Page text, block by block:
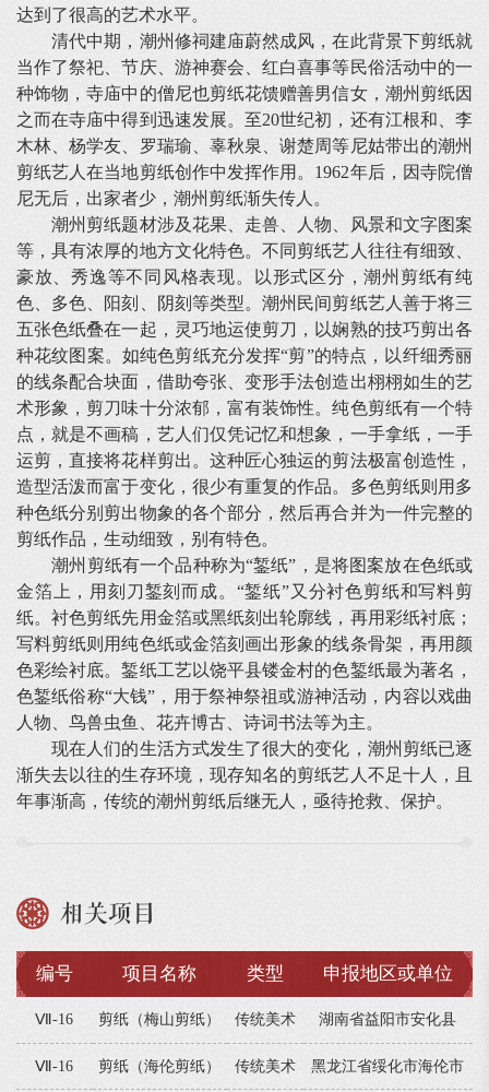
达到了很高的艺术水平。
清代中期，潮州修祠建庙蔚然成风，在此背景下剪纸就
当作了祭祀、节庆、游神赛会、红白喜事等民俗活动中的一
种饰物，寺庙中的僧尼也剪纸花馈赠善男信女，潮州剪纸因
之而在寺庙中得到迅速发展。至20世纪初，还有江根和、李
木林、杨学友、罗瑞瑜、辜秋泉、谢楚周等尼姑带出的潮州
剪纸艺人在当地剪纸创作中发挥作用。1962年后，因寺院僧
尼无后，出家者少，潮州剪纸渐失传人。
潮州剪纸题材涉及花果、走兽、人物、风景和文字图案
等，具有浓厚的地方文化特色。不同剪纸艺人往往有细致、
豪放、秀逸等不同风格表现。以形式区分，潮州剪纸有纯
色、多色、阳刻、阴刻等类型。潮州民间剪纸艺人善于将三
五张色纸叠在一起，灵巧地运使剪刀，以娴熟的技巧剪出各
种花纹图案。如纯色剪纸充分发挥“剪”的特点，以纤细秀丽
的线条配合块面，借助夸张、变形手法创造出栩栩如生的艺
术形象，剪刀味十分浓郁，富有装饰性。纯色剪纸有一个特
点，就是不画稿，艺人们仅凭记忆和想象，一手拿纸，一手
运剪，直接将花样剪出。这种匠心独运的剪法极富创造性，
造型活泼而富于变化，很少有重复的作品。多色剪纸则用多
种色纸分别剪出物象的各个部分，然后再合并为一件完整的
剪纸作品，生动细致，别有特色。
潮州剪纸有一个品种称为“錾纸”，是将图案放在色纸或
金箔上，用刻刀錾刻而成。“錾纸”又分衬色剪纸和写料剪
纸。衬色剪纸先用金箔或黑纸刻出轮廓线，再用彩纸衬底；
写料剪纸则用纯色纸或金箔刻画出形象的线条骨架，再用颜
色彩绘衬底。錾纸工艺以饶平县镂金村的色錾纸最为著名，
色錾纸俗称“大钱”，用于祭神祭祖或游神活动，内容以戏曲
人物、鸟兽虫鱼、花卉博古、诗词书法等为主。
现在人们的生活方式发生了很大的变化，潮州剪纸已逐
渐失去以往的生存环境，现存知名的剪纸艺人不足十人，且
年事渐高，传统的潮州剪纸后继无人，亟待抢救、保护。
相关项目
编号 项目名称 类型 申报地区或单位
Ⅶ-16 剪纸（梅山剪纸） 传统美术 湖南省益阳市安化县
Ⅶ-16 剪纸（海伦剪纸） 传统美术 黑龙江省绥化市海伦市